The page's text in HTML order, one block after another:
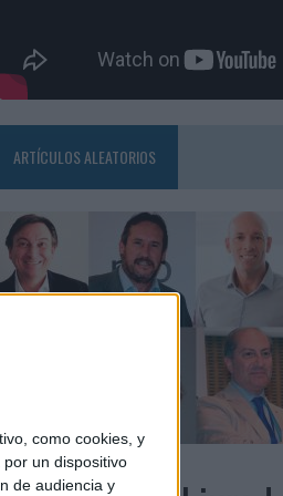
como cookies, y
un dispositivo
de audiencia y
ARTÍCULOS ALEATORIOS
08/2026